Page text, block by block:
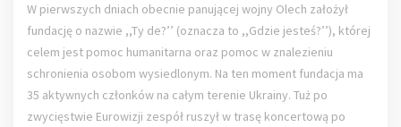
W pierwszych dniach obecnie panującej wojny Olech założył
fundację o nazwie ,,Ty de?’’ (oznacza to ,,Gdzie jesteś?’’), której
celem jest pomoc humanitarna oraz pomoc w znalezieniu
schronienia osobom wysiedlonym. Na ten moment fundacja ma
35 aktywnych członków na całym terenie Ukrainy. Tuż po
zwycięstwie Eurowizji zespół ruszył w trasę koncertową po